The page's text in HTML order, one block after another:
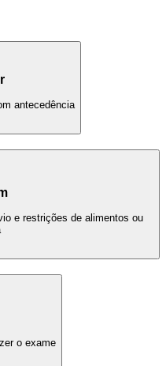
antecedência
e restrições de alimentos ou
o exame